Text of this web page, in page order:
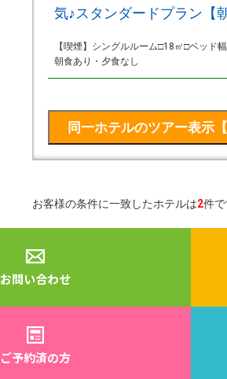
気♪スタンダードプラン【
【喫煙】シングルルーム□18㎡□ベッド
朝食あり・夕食なし
お客様の条件に一致したホテルは2件
お問い合わせ
ご予約済の方